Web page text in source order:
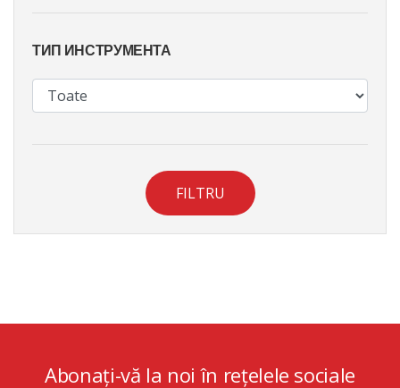
ТИП ИНСТРУМЕНТА
FILTRU
Abonați-vă la noi în rețelele sociale